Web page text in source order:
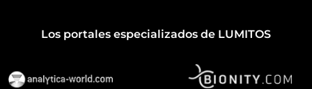
Los portales especializados de LUMITOS